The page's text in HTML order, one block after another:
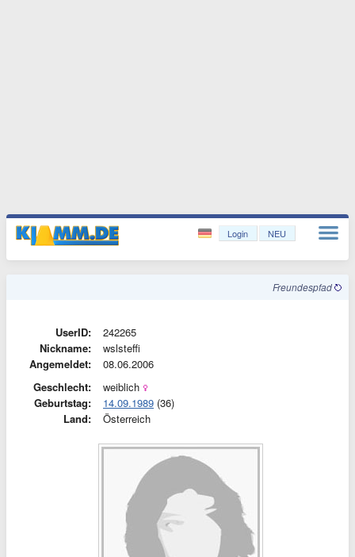
Login NEU
Freundespfad
UserID:
242265
Nickname:
wslsteffi
Angemeldet:
08.06.2006
Geschlecht:
weiblich
Geburtstag:
14.09.1989 (36)
Land:
Österreich